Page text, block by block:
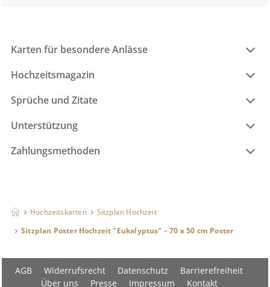
Karten für besondere Anlässe
Hochzeitsmagazin
Sprüche und Zitate
Unterstützung
Zahlungsmethoden
Hochzeitskarten
Sitzplan Hochzeit
Sitzplan Poster Hochzeit "Eukalyptus" – 70 x 50 cm Poster
AGB Widerrufsrecht Datenschutz
Barrierefreiheit
Über uns
Presse Impressum Kontakt